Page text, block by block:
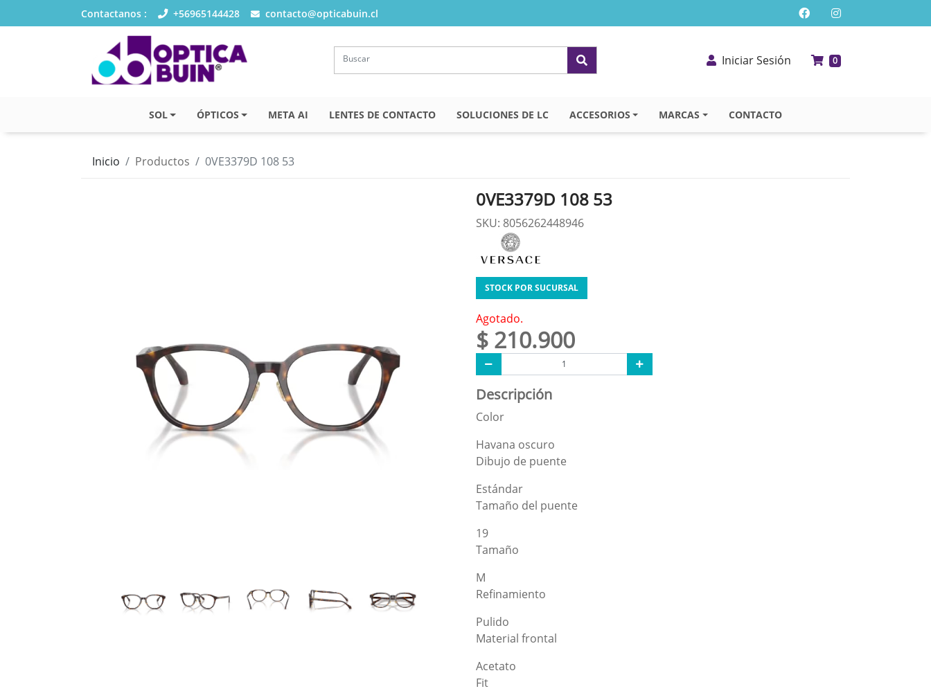
Contactanos : +56965144428 contacto@opticabuin.cl
Iniciar Sesión 0
SOL ÓPTICOS META AI LENTES DE CONTACTO SOLUCIONES DE LC ACCESORIOS MARCAS CONTACTO
Inicio Productos 0VE3379D 108 53
0VE3379D 108 53
SKU: 8056262448946
STOCK POR SUCURSAL
Agotado.
$ 210.900
Descripción
Color
Havana oscuro
Dibujo de puente
Estándar
Tamaño del puente
19
Tamaño
M
Refinamiento
Pulido
Material frontal
Acetato
Fit